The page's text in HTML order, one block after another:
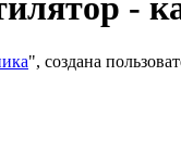
-
", создана